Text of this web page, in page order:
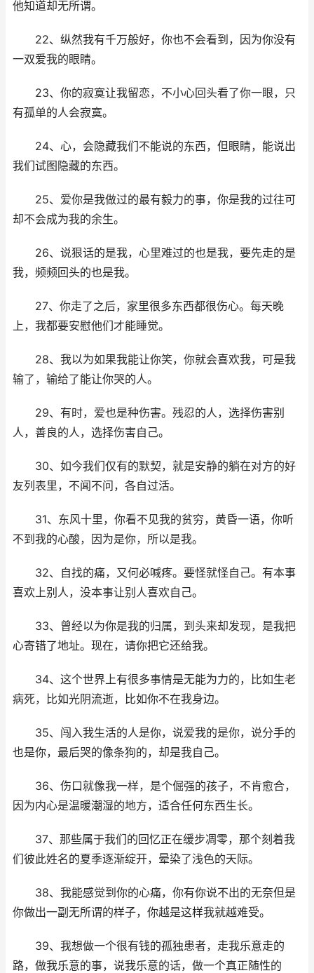
他知道却无所谓。
22、纵然我有千万般好，你也不会看到，因为你没有
一双爱我的眼睛。
23、你的寂寞让我留恋，不小心回头看了你一眼，只
有孤单的人会寂寞。
24、心，会隐藏我们不能说的东西，但眼睛，能说出
我们试图隐藏的东西。
25、爱你是我做过的最有毅力的事，你是我的过往可
却不会成为我的余生。
26、说狠话的是我，心里难过的也是我，要先走的是
我，频频回头的也是我。
27、你走了之后，家里很多东西都很伤心。每天晚
上，我都要安慰他们才能睡觉。
28、我以为如果我能让你笑，你就会喜欢我，可是我
输了，输给了能让你哭的人。
29、有时，爱也是种伤害。残忍的人，选择伤害别
人，善良的人，选择伤害自己。
30、如今我们仅有的默契，就是安静的躺在对方的好
友列表里，不闻不问，各自过活。
31、东风十里，你看不见我的贫穷，黄昏一语，你听
不到我的心酸，因为是你，所以是我。
32、自找的痛，又何必喊疼。要怪就怪自己。有本事
喜欢上别人，没本事让别人喜欢自己。
33、曾经以为你是我的归属，到头来却发现，是我把
心寄错了地址。现在，请你把它还给我。
34、这个世界上有很多事情是无能为力的，比如生老
病死，比如光阴流逝，比如你不在我身边。
35、闯入我生活的人是你，说爱我的是你，说分手的
也是你，最后哭的像条狗的，却是我自己。
36、伤口就像我一样，是个倔强的孩子，不肯愈合，
因为内心是温暖潮湿的地方，适合任何东西生长。
37、那些属于我们的回忆正在缓步凋零，那个刻着我
们彼此姓名的夏季逐渐绽开，晕染了浅色的天际。
38、我能感觉到你的心痛，你有你说不出的无奈但是
你做出一副无所谓的样子，你越是这样我就越难受。
39、我想做一个很有钱的孤独患者，走我乐意走的
路，做我乐意的事，说我乐意的话，做一个真正随性的